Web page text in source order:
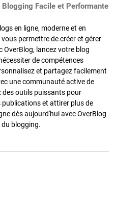
Facile et Performante
en ligne, moderne et en
permettre de créer et gérer
lancez votre blog
de compétences
et partagez facilement
une communauté active de
des outils puissants pour
et attirer plus de
dès aujourd'hui avec OverBlog
blogging.